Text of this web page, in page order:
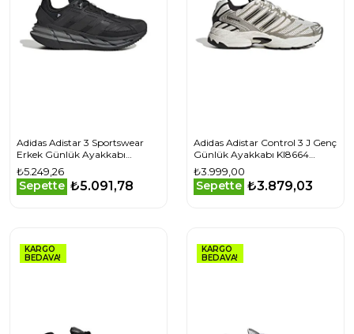
Adidas Adistar 3 Sportswear
Erkek Günlük Ayakkabı
JP7386 Renkli
₺5.249,26
Sepette ₺5.091,78
Adidas Adistar Control 3 J Genç
Günlük Ayakkabı KI8664
Beyaz
₺3.999,00
Sepette ₺3.879,03
KARGO
BEDAVA!
KARGO
BEDAVA!